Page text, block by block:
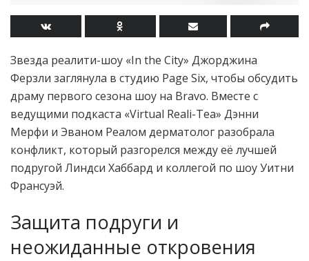
Звезда реалити-шоу «In the City» Джорджина
Ферзли заглянула в студию Page Six, чтобы обсудить
драму первого сезона шоу на Bravo. Вместе с
ведущими подкаста «Virtual Reali-Tea» Дэнни
Мерфи и Эваном Реалом дерматолог разобрала
конфликт, который разгорелся между её лучшей
подругой Линдси Хаббард и коллегой по шоу Уитни
Франсуэй.
Защита подруги и
неожиданные откровения